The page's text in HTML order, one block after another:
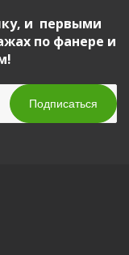
и первыми
по фанере и